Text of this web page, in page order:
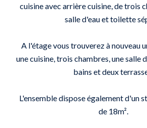
cuisine avec arrière cuisine, de trois
salle d'eau et toilette
A l'étage vous trouverez à nouveau
une cuisine, trois chambres, une salle
bains et deux
L'ensemble dispose également d'un
de 18m².